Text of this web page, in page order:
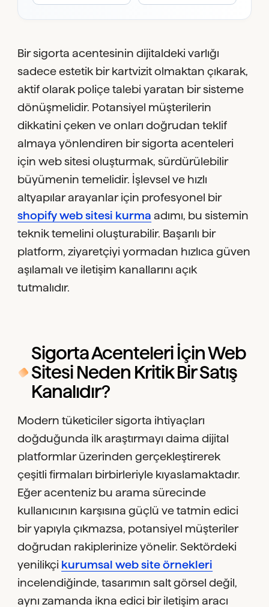
Bir sigorta acentesinin dijitaldeki varlığı
sadece estetik bir kartvizit olmaktan çıkarak,
aktif olarak poliçe talebi yaratan bir sisteme
dönüşmelidir. Potansiyel müşterilerin
dikkatini çeken ve onları doğrudan teklif
almaya yönlendiren bir sigorta acenteleri
için web sitesi oluşturmak, sürdürülebilir
büyümenin temelidir. İşlevsel ve hızlı
altyapılar arayanlar için profesyonel bir
shopify web sitesi kurma adımı, bu sistemin
teknik temelini oluşturabilir. Başarılı bir
platform, ziyaretçiyi yormadan hızlıca güven
aşılamalı ve iletişim kanallarını açık
tutmalıdır.
Sigorta Acenteleri İçin Web
Sitesi Neden Kritik Bir Satış
Kanalıdır?
Modern tüketiciler sigorta ihtiyaçları
doğduğunda ilk araştırmayı daima dijital
platformlar üzerinden gerçekleştirerek
çeşitli firmaları birbirleriyle kıyaslamaktadır.
Eğer acenteniz bu arama sürecinde
kullanıcının karşısına güçlü ve tatmin edici
bir yapıyla çıkmazsa, potansiyel müşteriler
doğrudan rakiplerinize yönelir. Sektördeki
yenilikçi kurumsal web site örnekleri
incelendiğinde, tasarımın salt görsel değil,
aynı zamanda ikna edici bir iletişim aracı